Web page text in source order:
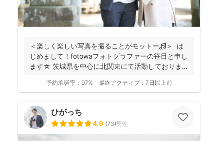
＜楽しく楽しい写真を撮ることがモットー🎵＞ は
じめまして！fotowaフォトグラファーの笹目と申し
ます☆ 茨城県を中心に北関東にて活動しておりま
予約承諾率： 97% 最終アクティブ： 7日以上前
ひがっち
4.9 (73)男性